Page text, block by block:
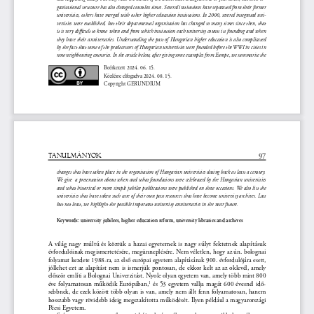
ganisational structure has also changed countless times. Several institutions have separated from their former
universities, others have merged with other higher education institutions. In 2000, several integrated uni-
versities were established, but their departmental organisation has changed so many times since then, that
it is very difficult to know when and from which institution each university counts its founding and when
they have their anniversaries. Understanding the past of Hungarian higher education is also complicated
by the fact that some of the predecessors of Hungarian universities were founded before the WWI in cities in
now neighbouring countries. In the article below, after giving some examples from Europe, we summarise the
Beérkezett 2024. 06. 15.
Közlésre elfogadva 2024. 08. 15.
Copyright GERUNDIUM
TANULMÁNYOK 97
changes that have taken place in the organisation of Hungarian universities dating back at least a century.
We give a presentation about when and what foundations were celebrated by the Hungarian universities
and what historical or more simple jubilee publications were published on these occasions. We also list the
universities that have taken such care of their own past resources that have become university archives. Last
but not least, we highlight the possible important university anniversaries in the near future.
Keywords: university jubilees, higher education reform, university libraries and archives
A világ nagy múltú és köztük a hazai egyetemek is nagy súlyt fektetnek alapításuk
évfordulóinak megismertetésére, megünneplésére. Nem véletlen, hogy az ún. bolognai
folyamat kezdete 1988-ra, az első európai egyetem alapításának 900. évfordulójára esett,
jóllehet ezt az alapítást nem is ismerjük pontosan, de ekkor kelt az az oklevél, amely
először említi a Bolognai Univerzitást. Nyolc olyan egyetem van, amely több mint 800
éve folyamatosan működik Európában, 1
és 53 egyetem vallja magát 600 évesnél idő-
sebbnek, de ezek között több olyan is van, amely nem állt fenn folyamatosan, hanem
hosszabb vagy rövidebb ideig megszakította működését. Ilyen például a magyarországi
Pécsi Egyetem.